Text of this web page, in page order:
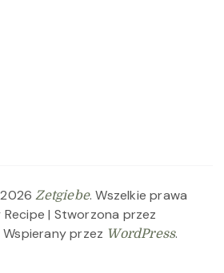
Zetgiebe. Wszelkie prawa
Recipe | Stworzona przez
Wspierany przez WordPress.